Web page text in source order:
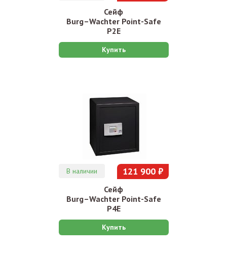
Сейф
Burg–Wachter Point-Safe
P2E
Купить
В наличии 121 900 ₽
Сейф
Burg–Wachter Point-Safe
P4E
Купить